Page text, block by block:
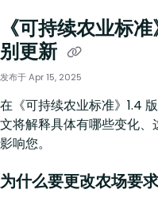
《可持续农业标
别更新
发布于 Apr 15, 2025
在《可持续农业标准》1.4
文将解释具体有哪些变化
影响您。
为什么要更改农场要